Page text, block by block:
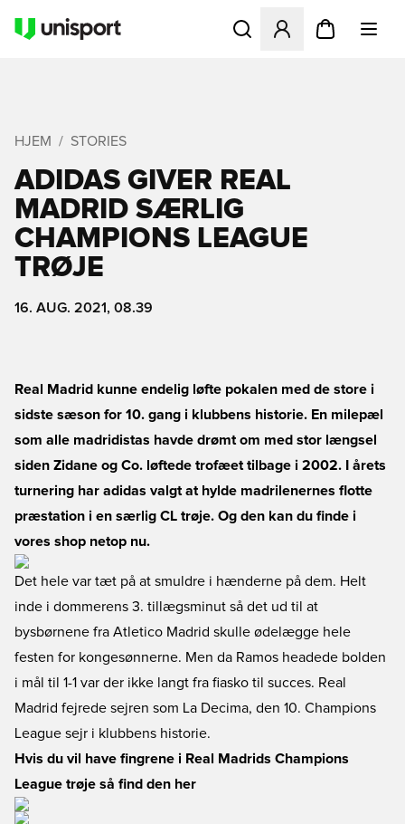
Åbner en Modal til at
HJEM STORIES
ADIDAS GIVER REAL
MADRID SÆRLIG
CHAMPIONS LEAGUE
TRØJE
16. AUG. 2021, 08.39
Real Madrid kunne endelig løfte pokalen med de store i
sidste sæson for 10. gang i klubbens historie. En milepæl
som alle madridistas havde drømt om med stor længsel
siden Zidane og Co. løftede trofæet tilbage i 2002. I årets
turnering har adidas valgt at hylde madrilenernes flotte
præstation i en særlig CL trøje. Og den kan du finde i
vores shop netop nu.
Det hele var tæt på at smuldre i hænderne på dem. Helt
inde i dommerens 3. tillægsminut så det ud til at
bysbørnene fra Atletico Madrid skulle ødelægge hele
festen for kongesønnerne. Men da Ramos headede bolden
i mål til 1-1 var der ikke langt fra fiasko til succes. Real
Madrid fejrede sejren som La Decima, den 10. Champions
League sejr i klubbens historie.
Hvis du vil have fingrene i Real Madrids Champions
League trøje så find den her